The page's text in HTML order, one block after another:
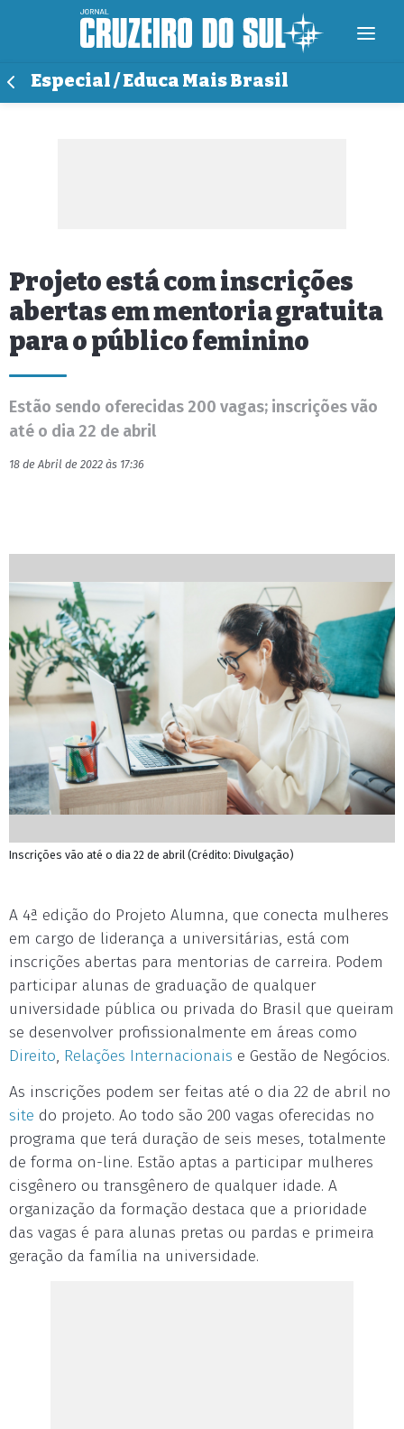
Especial / Educa Mais Brasil
Projeto está com inscrições
abertas em mentoria gratuita
para o público feminino
Estão sendo oferecidas 200 vagas; inscrições vão
até o dia 22 de abril
18 de Abril de 2022 às 17:36
Inscrições vão até o dia 22 de abril (Crédito: Divulgação)
A 4ª edição do Projeto Alumna, que conecta mulheres
em cargo de liderança a universitárias, está com
inscrições abertas para mentorias de carreira. Podem
participar alunas de graduação de qualquer
universidade pública ou privada do Brasil que queiram
se desenvolver profissionalmente em áreas como
Direito, Relações Internacionais e Gestão de Negócios.
As inscrições podem ser feitas até o dia 22 de abril no
site do projeto. Ao todo são 200 vagas oferecidas no
programa que terá duração de seis meses, totalmente
de forma on-line. Estão aptas a participar mulheres
cisgênero ou transgênero de qualquer idade. A
organização da formação destaca que a prioridade
das vagas é para alunas pretas ou pardas e primeira
geração da família na universidade.